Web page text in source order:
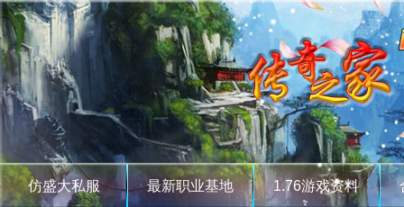
仿盛大私服 最新职业基地 1.76游戏资料